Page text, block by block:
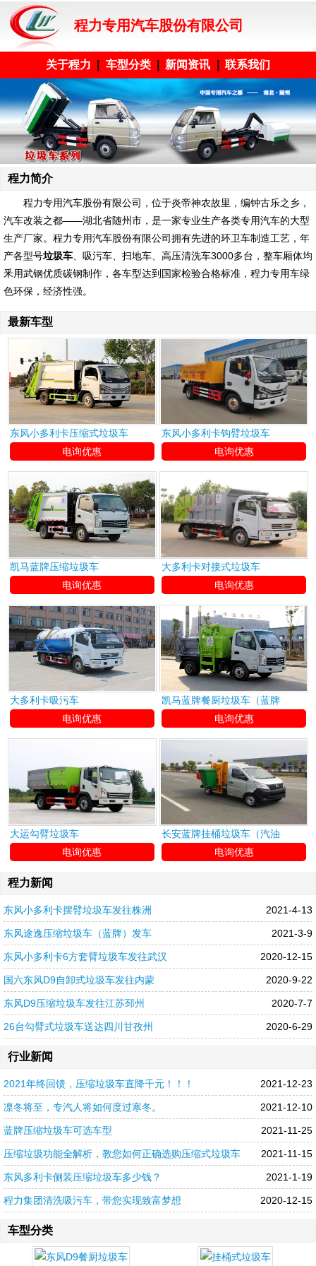
程力专用汽车股份有限公司
关于程力 车型分类 新闻资讯 联系我们
程力简介
程力专用汽车股份有限公司 ，位于炎帝神农故里，编钟古乐之乡，
汽车改装之都——湖北省随州市，是一家专业生产各类专用汽车的大型
生产厂家。程力专用汽车股份有限公司拥有先进的环卫车制造工艺，年
产各型号垃圾车 、吸污车、扫地车、高压清洗车3000多台，整车厢体均
釆用武钢优质碳钢制作，各车型达到国家检验合格标准，程力专用车绿
色环保，经济性强。
最新车型
东风小多利卡压缩式垃圾车
电询优惠
东风小多利卡钩臂垃圾车
电询优惠
凯马蓝牌压缩垃圾车
电询优惠
大多利卡对接式垃圾车
电询优惠
大多利卡吸污车
电询优惠
凯马蓝牌餐厨垃圾车（蓝牌
电询优惠
大运勾臂垃圾车
电询优惠
长安蓝牌挂桶垃圾车（汽油
电询优惠
程力新闻
2021-4-13
东风小多利卡摆臂垃圾车发往株洲
2021-3-9
东风途逸压缩垃圾车（蓝牌）发车
2020-12-15
东风小多利卡6方套臂垃圾车发往武汉
2020-9-22
国六东风D9自卸式垃圾车发往内蒙
2020-7-7
东风D9压缩垃圾车发往江苏邳州
2020-6-29
26台勾臂式垃圾车送达四川甘孜州
行业新闻
2021-12-23
2021年终回馈，压缩垃圾车直降千元！！！
2021-12-10
凛冬将至，专汽人将如何度过寒冬。
2021-11-25
蓝牌压缩垃圾车可选车型
2021-11-15
压缩垃圾功能全解析，教您如何正确选购压缩式垃圾车
2021-1-19
东风多利卡侧装压缩垃圾车多少钱？
2020-12-15
程力集团清洗吸污车，带您实现致富梦想
车型分类